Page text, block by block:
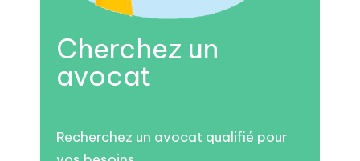
Cherchez un
avocat
Recherchez un avocat qualifié pour